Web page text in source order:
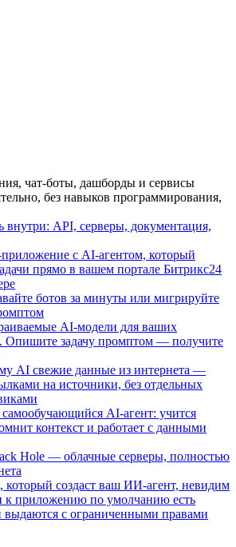
чат-боты, дашборды и сервисы
без навыков программирования,
внутри: API, серверы, документация,
с AI-агентом, который
прямо в вашем портале Битрикс24
ботов за минуты или мигрируйте
AI-модели для ваших
Опишите задачу промптом — получите
AI свежие данные из интернета —
на источники, без отдельных
AI-агент: учится
контекст и работает с данными
Hole — облачные серверы, полностью
который создаст ваш ИИ-агент, невидим
к приложению по умолчанию есть
выдаются с ограниченными правами